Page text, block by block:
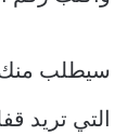
سيطلب منك
التي تريد